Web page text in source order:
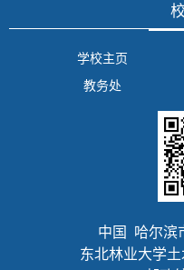
学校主页
教务处
中国 哈尔滨
东北林业大学